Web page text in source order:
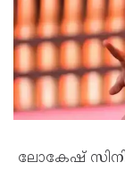
ലോകേഷ്